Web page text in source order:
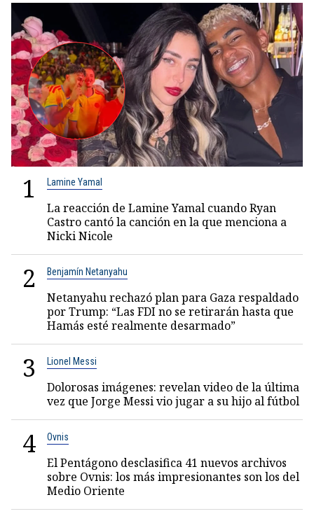
1 Lamine Yamal
La reacción de Lamine Yamal cuando Ryan
Castro cantó la canción en la que menciona a
Nicki Nicole
2 Benjamín Netanyahu
Netanyahu rechazó plan para Gaza respaldado
por Trump: “Las FDI no se retirarán hasta que
Hamás esté realmente desarmado”
3 Lionel Messi
Dolorosas imágenes: revelan video de la última
vez que Jorge Messi vio jugar a su hijo al fútbol
4 Ovnis
El Pentágono desclasifica 41 nuevos archivos
sobre Ovnis: los más impresionantes son los del
Medio Oriente